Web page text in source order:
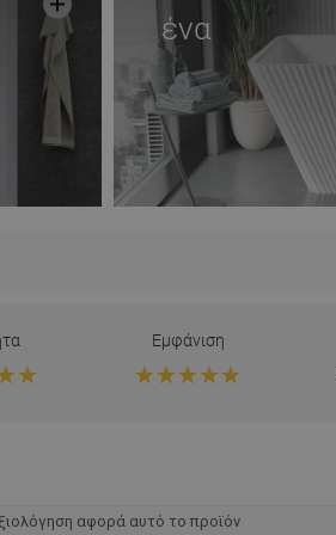
ένα
Εμφάνιση
αφορά αυτό το προϊόν